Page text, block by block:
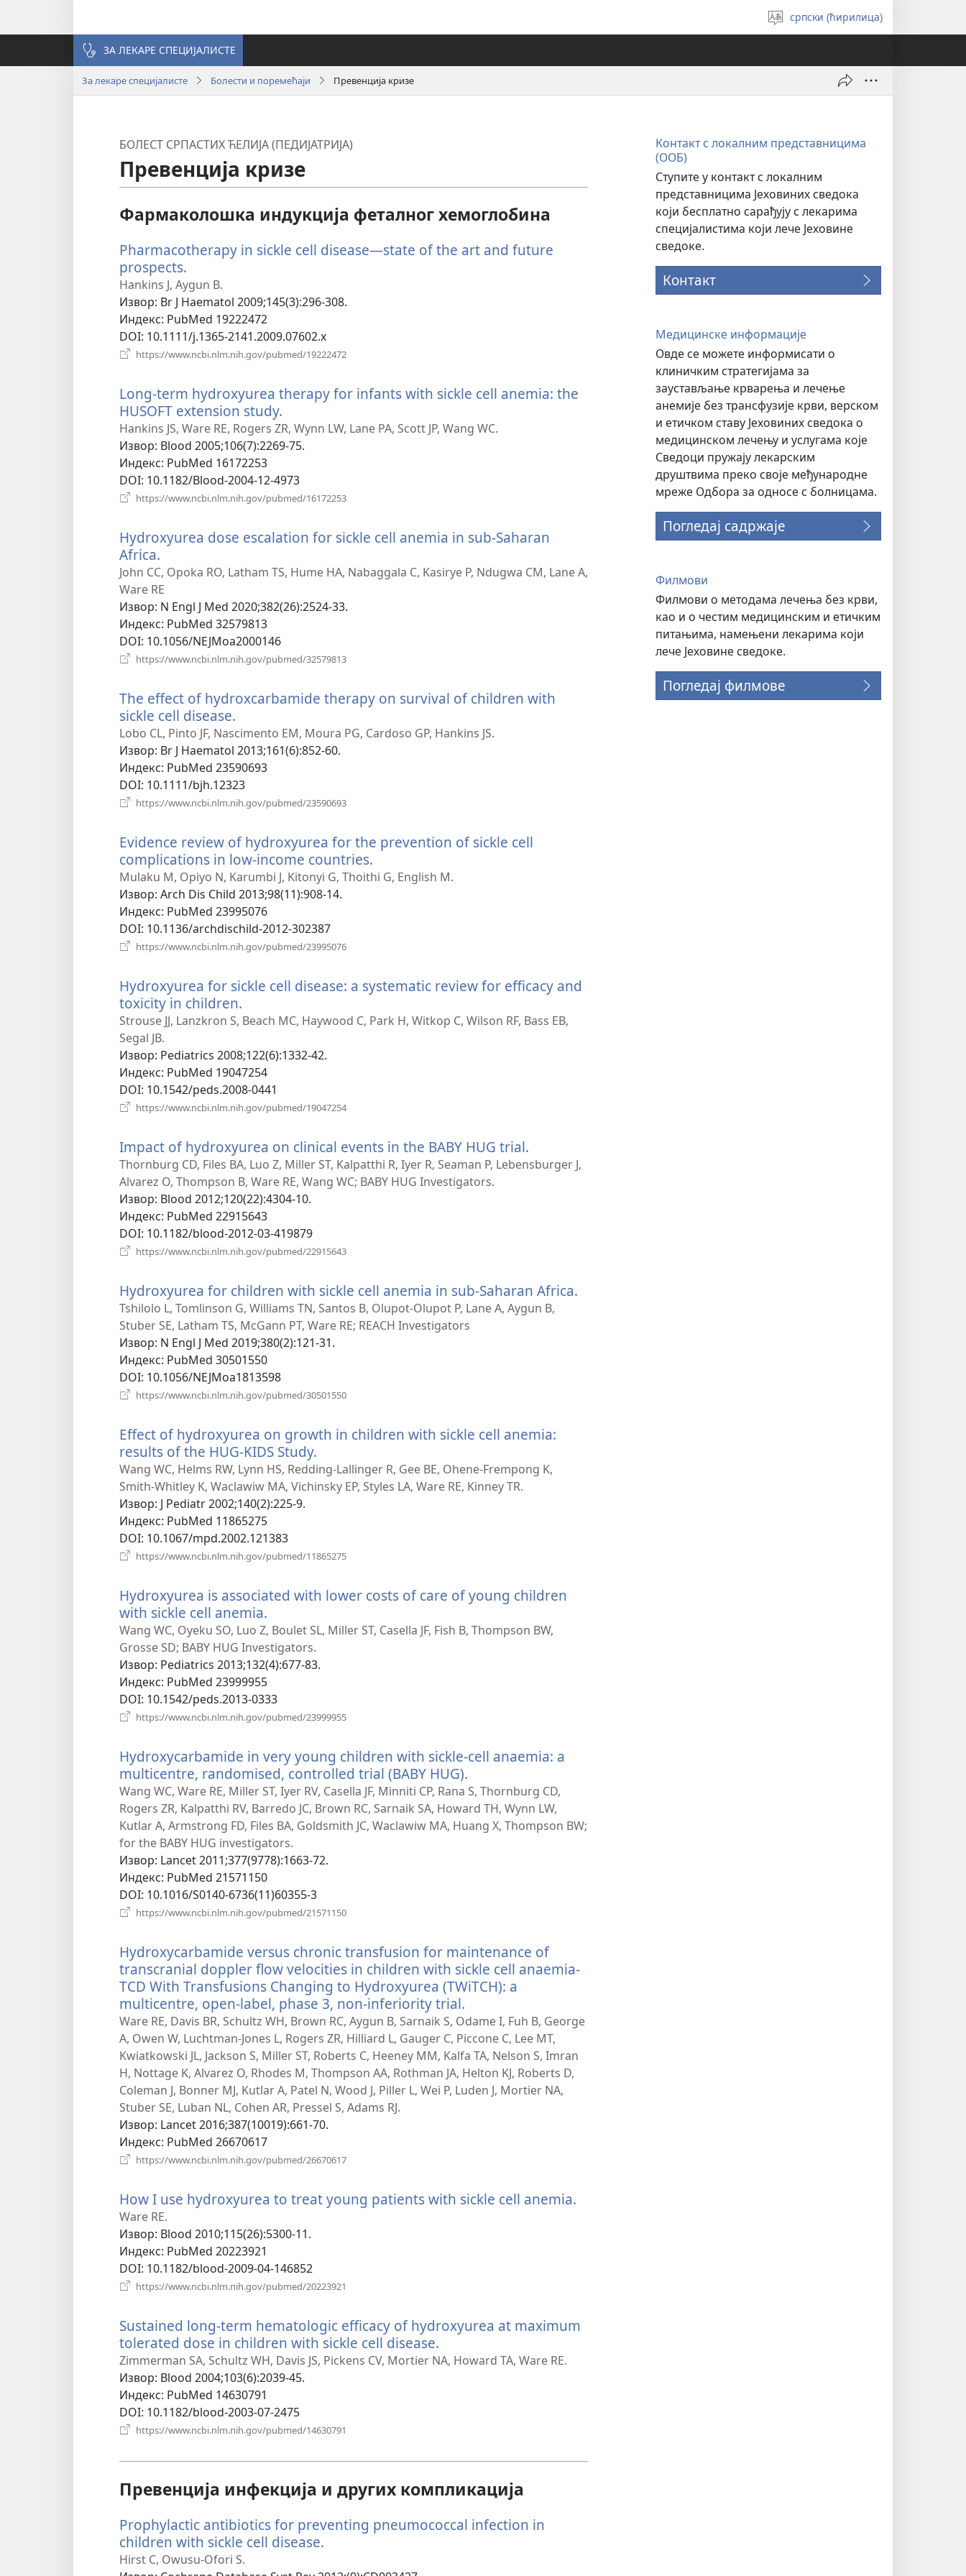
Изабери
језик
српски (ћирилица)
ЗА ЛЕКАРЕ СПЕЦИЈАЛИСТЕ
За лекаре специјалисте Болести и поремећаји Превенција кризе
БОЛЕСТ СРПАСТИХ ЋЕЛИЈА (ПЕДИЈАТРИЈА)
Превенција кризе
Фармаколошка индукција феталног хемоглобина
Pharmacotherapy in sickle cell disease—state of the art and future
prospects.
нови
прозор)
Hankins J, Aygun B.
Извор‎: Br J Haematol 2009;145(3):296-308.
Индекс‎: PubMed 19222472
DOI‎: 10.1111/j.1365-2141.2009.07602.x
https://www.ncbi.nlm.nih.gov/pubmed/19222472
Long-term hydroxyurea therapy for infants with sickle cell anemia: the
HUSOFT extension study.
нови
прозор)
Hankins JS, Ware RE, Rogers ZR, Wynn LW, Lane PA, Scott JP, Wang WC.
Извор‎: Blood 2005;106(7):2269-75.
Индекс‎: PubMed 16172253
DOI‎: 10.1182/Blood-2004-12-4973
https://www.ncbi.nlm.nih.gov/pubmed/16172253
Hydroxyurea dose escalation for sickle cell anemia in sub-Saharan
Africa.
нови
прозор)
John CC, Opoka RO, Latham TS, Hume HA, Nabaggala C, Kasirye P, Ndugwa CM, Lane A,
Ware RE
Извор‎: N Engl J Med 2020;382(26):2524-33.
Индекс‎: PubMed 32579813
DOI‎: 10.1056/NEJMoa2000146
https://www.ncbi.nlm.nih.gov/pubmed/32579813
The effect of hydroxcarbamide therapy on survival of children with
sickle cell disease.
нови
прозор)
Lobo CL, Pinto JF, Nascimento EM, Moura PG, Cardoso GP, Hankins JS.
Извор‎: Br J Haematol 2013;161(6):852-60.
Индекс‎: PubMed 23590693
DOI‎: 10.1111/bjh.12323
https://www.ncbi.nlm.nih.gov/pubmed/23590693
Evidence review of hydroxyurea for the prevention of sickle cell
complications in low-income countries.
нови
Mulaku M, Opiyo N, Karumbi J, Kitonyi G, Thoithi G, English M.
Извор‎: Arch Dis Child 2013;98(11):908-14.
Индекс‎: PubMed 23995076
DOI‎: 10.1136/archdischild-2012-302387
https://www.ncbi.nlm.nih.gov/pubmed/23995076
Hydroxyurea for sickle cell disease: a systematic review for efficacy and
toxicity in children.
нови
Strouse JJ, Lanzkron S, Beach MC, Haywood C, Park H, Witkop C, Wilson RF, Bass EB,
Segal JB.
Извор‎: Pediatrics 2008;122(6):1332-42.
Индекс‎: PubMed 19047254
DOI‎: 10.1542/peds.2008-0441
https://www.ncbi.nlm.nih.gov/pubmed/19047254
Impact of hydroxyurea on clinical events in the BABY HUG trial.
нови
Thornburg CD, Files BA, Luo Z, Miller ST, Kalpatthi R, Iyer R, Seaman P, Lebensburger J,
Alvarez O, Thompson B, Ware RE, Wang WC; BABY HUG Investigators.
Извор‎: Blood 2012;120(22):4304-10.
Индекс‎: PubMed 22915643
DOI‎: 10.1182/blood-2012-03-419879
https://www.ncbi.nlm.nih.gov/pubmed/22915643
Hydroxyurea for children with sickle cell anemia in sub-Saharan Africa.
Tshilolo L, Tomlinson G, Williams TN, Santos B, Olupot-Olupot P, Lane A, Aygun B,
Stuber SE, Latham TS, McGann PT, Ware RE; REACH Investigators
Извор‎: N Engl J Med 2019;380(2):121-31.
Индекс‎: PubMed 30501550
DOI‎: 10.1056/NEJMoa1813598
https://www.ncbi.nlm.nih.gov/pubmed/30501550
Effect of hydroxyurea on growth in children with sickle cell anemia:
results of the HUG-KIDS Study.
нови
прозор)
Wang WC, Helms RW, Lynn HS, Redding-Lallinger R, Gee BE, Ohene-Frempong K,
Smith-Whitley K, Waclawiw MA, Vichinsky EP, Styles LA, Ware RE, Kinney TR.
Извор‎: J Pediatr 2002;140(2):225-9.
Индекс‎: PubMed 11865275
DOI‎: 10.1067/mpd.2002.121383
https://www.ncbi.nlm.nih.gov/pubmed/11865275
Hydroxyurea is associated with lower costs of care of young children
with sickle cell anemia.
нови
прозор)
Wang WC, Oyeku SO, Luo Z, Boulet SL, Miller ST, Casella JF, Fish B, Thompson BW,
Grosse SD; BABY HUG Investigators.
Извор‎: Pediatrics 2013;132(4):677-83.
Индекс‎: PubMed 23999955
DOI‎: 10.1542/peds.2013-0333
https://www.ncbi.nlm.nih.gov/pubmed/23999955
Hydroxycarbamide in very young children with sickle-cell anaemia: a
multicentre, randomised, controlled trial (BABY HUG).
нови
прозор)
Wang WC, Ware RE, Miller ST, Iyer RV, Casella JF, Minniti CP, Rana S, Thornburg CD,
Rogers ZR, Kalpatthi RV, Barredo JC, Brown RC, Sarnaik SA, Howard TH, Wynn LW,
Kutlar A, Armstrong FD, Files BA, Goldsmith JC, Waclawiw MA, Huang X, Thompson BW;
for the BABY HUG investigators.
Извор‎: Lancet 2011;377(9778):1663-72.
Индекс‎: PubMed 21571150
DOI‎: 10.1016/S0140-6736(11)60355-3
https://www.ncbi.nlm.nih.gov/pubmed/21571150
Hydroxycarbamide versus chronic transfusion for maintenance of
transcranial doppler flow velocities in children with sickle cell anaemia-
TCD With Transfusions Changing to Hydroxyurea (TWiTCH): a
multicentre, open-label, phase 3, non-inferiority trial.
нови
прозор)
Ware RE, Davis BR, Schultz WH, Brown RC, Aygun B, Sarnaik S, Odame I, Fuh B, George
A, Owen W, Luchtman-Jones L, Rogers ZR, Hilliard L, Gauger C, Piccone C, Lee MT,
Kwiatkowski JL, Jackson S, Miller ST, Roberts C, Heeney MM, Kalfa TA, Nelson S, Imran
H, Nottage K, Alvarez O, Rhodes M, Thompson AA, Rothman JA, Helton KJ, Roberts D,
Coleman J, Bonner MJ, Kutlar A, Patel N, Wood J, Piller L, Wei P, Luden J, Mortier NA,
Stuber SE, Luban NL, Cohen AR, Pressel S, Adams RJ.
Извор‎: Lancet 2016;387(10019):661-70.
Индекс‎: PubMed 26670617
https://www.ncbi.nlm.nih.gov/pubmed/26670617
How I use hydroxyurea to treat young patients with sickle cell anemia.
Ware RE.
Извор‎: Blood 2010;115(26):5300-11.
Индекс‎: PubMed 20223921
DOI‎: 10.1182/blood-2009-04-146852
https://www.ncbi.nlm.nih.gov/pubmed/20223921
Sustained long-term hematologic efficacy of hydroxyurea at maximum
tolerated dose in children with sickle cell disease.
нови
Zimmerman SA, Schultz WH, Davis JS, Pickens CV, Mortier NA, Howard TA, Ware RE.
Извор‎: Blood 2004;103(6):2039-45.
Индекс‎: PubMed 14630791
DOI‎: 10.1182/blood-2003-07-2475
https://www.ncbi.nlm.nih.gov/pubmed/14630791
Превенција инфекција и других компликација
Prophylactic antibiotics for preventing pneumococcal infection in
children with sickle cell disease.
Hirst C, Owusu-Ofori S.
Контакт с локалним представницима
(ООБ)
Ступите у контакт с локалним
представницима Јеховиних сведока
који бесплатно сарађују с лекарима
специјалистима који лече Јеховине
сведоке.
Контакт
Медицинске информације
Овде се можете информисати о
клиничким стратегијама за
заустављање крварења и лечење
анемије без трансфузије крви, верском
и етичком ставу Јеховиних сведока о
медицинском лечењу и услугама које
Сведоци пружају лекарским
друштвима преко своје међународне
мреже Одбора за односе с болницама.
Погледај садржаје
Филмови
Филмови о методама лечења без крви,
као и о честим медицинским и етичким
питањима, намењени лекарима који
лече Јеховине сведоке.
Погледај филмове